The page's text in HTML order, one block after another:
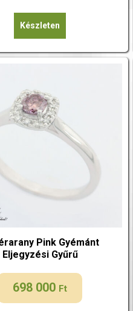
Készleten
Pink Gyémánt
Eljegyzési Gyűrű
698 000 Ft